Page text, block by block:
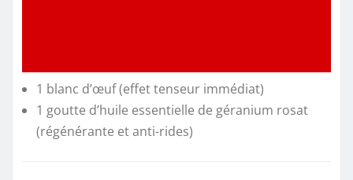
1 blanc d’œuf (effet tenseur immédiat)
1 goutte d’huile essentielle de géranium rosat
(régénérante et anti-rides)